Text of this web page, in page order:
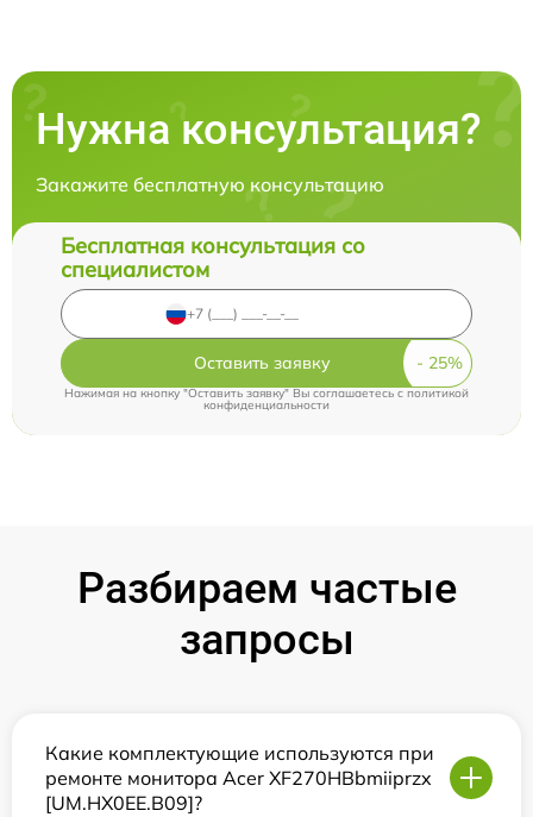
Нужна консультация?
Закажите бесплатную консультацию
Бесплатная консультация со
специалистом
Оставить заявку
Нажимая на кнопку "Оставить заявку" Вы соглашаетесь cполитикой
конфиденциальности
Разбираем частые
запросы
Какие комплектующие используются при
ремонте монитора Acer XF270HBbmiiprzx
[UM.HX0EE.B09]?